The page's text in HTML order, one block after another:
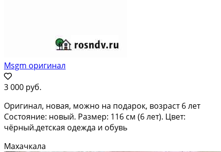
Msgm оригинал
3 000 руб.
Оригинал, новая, можно на подарок, возраст 6 лет
Состояние: новый. Размер: 116 см (6 лет). Цвет:
чёрный.детская одежда и обувь
Махачкала